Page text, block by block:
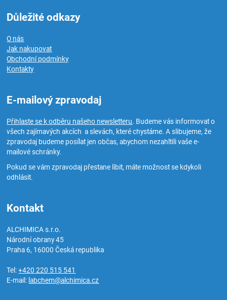
Důležité odkazy
O nás
Jak nakupovat
Obchodní podmínky
Kontakty
E-mailový zpravodaj
Přihlaste se k odběru našeho newsletteru. Budeme vás informovat o
všech zajímavých akcích a slevách, které chystáme. A slibujeme, že
zpravodaj budeme posílat jen občas, abychom nezahltili vaše e-
mailové schránky.
Pokud se vám zpravodaj přestane líbit, máte možnost se kdykoli
odhlásit.
Kontakt
ALCHIMICA s.r.o.
Národní obrany 45
Praha 6, 16000Česká republika
Tel:+420 220 515 541
E-mail: labchem@alchimica.cz